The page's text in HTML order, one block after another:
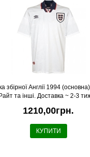
збірної Англії 1994
Райт та інші. Доставка ~ 2-3
1210,00грн.
КУПИТИ